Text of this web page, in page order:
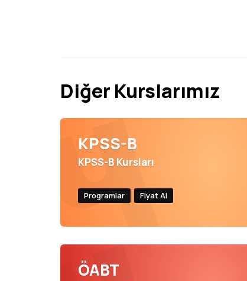
Diğer Kurslarımız
KPSS-B
KPSS-B Kursları
Programlar Fiyat Al
ÖABT